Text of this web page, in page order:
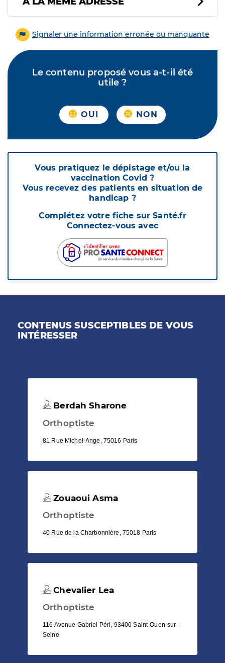
Signaler une information erronée ou manquante
Le contenu proposé vous a-t-il été
utile ?
OUI NON
Vous pratiquez le dépistage et/ou la
vaccination Covid ?
Vous recevez des patients en situation de
handicap ?
Complétez votre fiche sur Santé.fr
Connectez-vous avec
CONTENUS SUSCEPTIBLES DE VOUS
INTÉRESSER
Berdah Sharone
Orthoptiste
81 Rue Michel-Ange, 75016 Paris
Zouaoui Asma
Orthoptiste
40 Rue de la Charbonnière, 75018 Paris
Chevalier Lea
Orthoptiste
116 Avenue Gabriel Péri, 93400 Saint-Ouen-sur-
Seine